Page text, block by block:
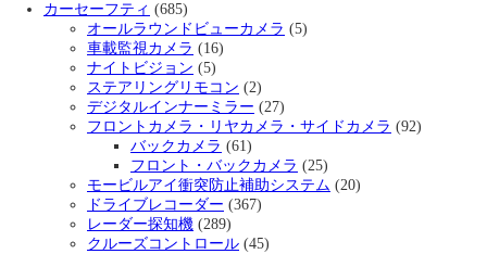
カーセーフティ (685)
オールラウンドビューカメラ (5)
車載監視カメラ (16)
ナイトビジョン (5)
ステアリングリモコン (2)
デジタルインナーミラー (27)
フロントカメラ・リヤカメラ・サイドカメラ (92)
バックカメラ (61)
フロント・バックカメラ (25)
モービルアイ衝突防止補助システム (20)
ドライブレコーダー (367)
レーダー探知機 (289)
クルーズコントロール (45)